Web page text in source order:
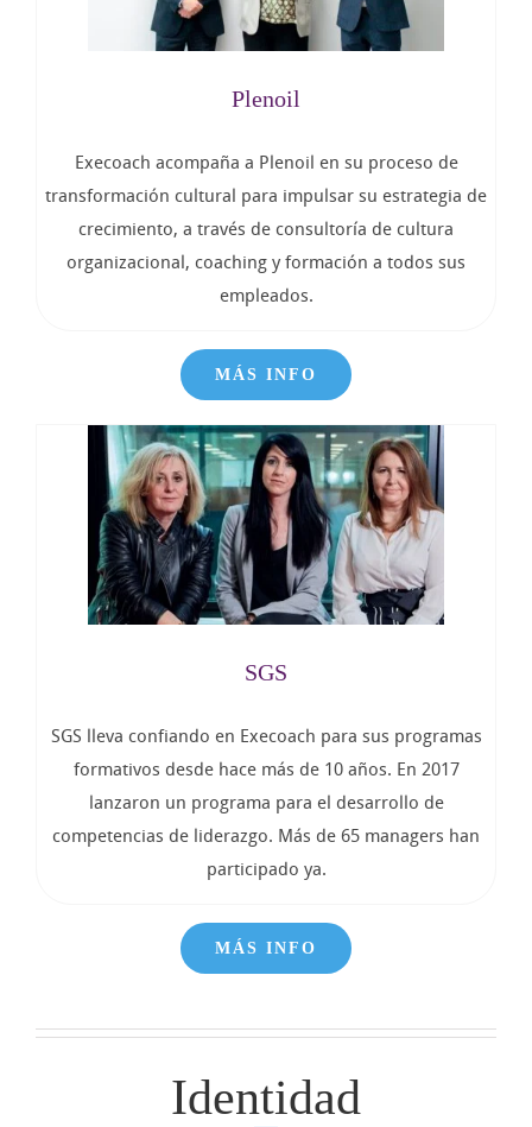
Plenoil
Execoach acompaña a Plenoil en su proceso de
transformación cultural para impulsar su estrategia de
crecimiento, a través de consultoría de cultura
organizacional, coaching y formación a todos sus
empleados.
MÁS INFO
SGS
SGS lleva confiando en Execoach para sus programas
formativos desde hace más de 10 años. En 2017
lanzaron un programa para el desarrollo de
competencias de liderazgo. Más de 65 managers han
participado ya.
MÁS INFO
Identidad